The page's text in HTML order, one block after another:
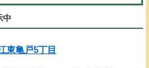
中
亀戸5丁目